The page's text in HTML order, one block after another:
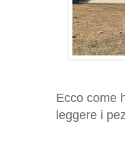
Ecco come
leggere i